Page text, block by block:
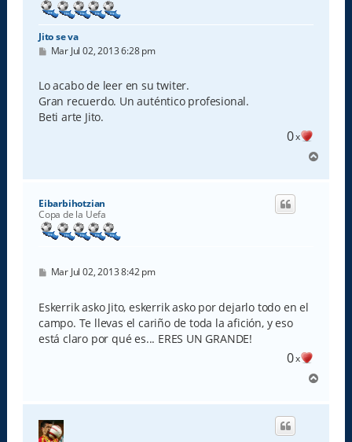
Jito se va
M
s
a
j
e
Mar Jul 02, 2013 6:28 pm
Lo acabo de leer en su twiter.
Gran recuerdo. Un auténtico profesional.
Beti arte Jito.
0x
r
Eibarbihotzian
Copa de la Uefa
M
s
a
j
e
Mar Jul 02, 2013 8:42 pm
Eskerrik asko Jito, eskerrik asko por dejarlo todo en el
campo. Te llevas el cariño de toda la afición, y eso
está claro por qué es... ERES UN GRANDE!
0x
r